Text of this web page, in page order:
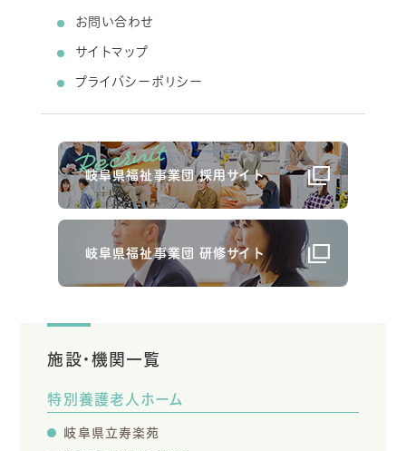
お問い合わせ
サイトマップ
プライバシーポリシー
岐阜県福祉事業団 採用サイト
岐阜県福祉事業団 研修サイト
施設・機関一覧
特別養護老人ホーム
岐阜県立寿楽苑